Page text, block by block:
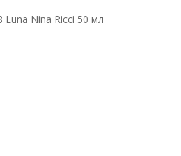
Nina Ricci 50 мл